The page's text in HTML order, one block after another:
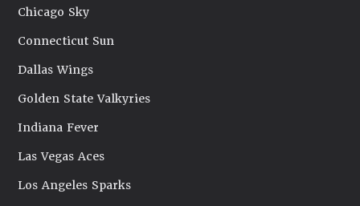
Chicago Sky
Connecticut Sun
Dallas Wings
Golden State Valkyries
Indiana Fever
Las Vegas Aces
Los Angeles Sparks